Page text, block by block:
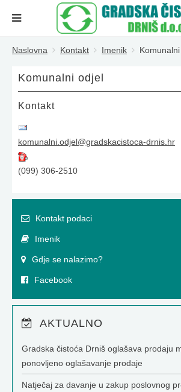
Naslovna Kontakt Imenik
Komunalni odjel
Kontakt
komunalni.odjel@gradskacistoca-drnis.hr
(099) 306-2510
Kontakt podaci
Imenik
Gdje se nalazimo?
Facebook
AKTUALNO
Gradska čistoća Drniš oglašava prodaju
ponovljeno oglašavanje prodaje
Natječaj za davanje u zakup poslovnog